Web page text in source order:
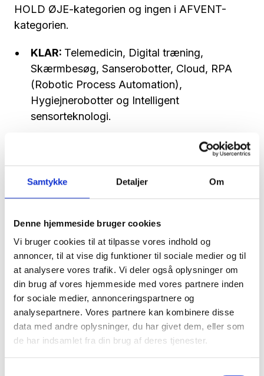
Samtykke Detaljer Om
Denne hjemmeside bruger cookies
Vi bruger cookies til at tilpasse vores indhold og
annoncer, til at vise dig funktioner til sociale medier og til
at analysere vores trafik. Vi deler også oplysninger om
din brug af vores hjemmeside med vores partnere inden
for sociale medier, annonceringspartnere og
analysepartnere. Vores partnere kan kombinere disse
data med andre oplysninger, du har givet dem, eller som
de har indsamlet fra din brug af deres tjenester.
HOLD ØJE-kategorien og ingen i AFVENT-
kategorien.
KLAR: Telemedicin, Digital træning,
Skærmbesøg, Sanserobotter, Cloud, RPA
(Robotic Process Automation),
Hygiejnerobotter og Intelligent
sensorteknologi.
Wearables, Spiserobotter, Virtual
Reality, Medicinrobotter, Mobilitetsrobotter,
Transportrobotter, Generelle AI chatbots, AI
AI chatbots, AI-assisterede fagsystemer og
Computer Vision.
HOLD ØJE:Augmented Reality, AI
voicebots, AI-agenter, AI til visualiseringer
og AI-avatars.
AFVENT: Ingen